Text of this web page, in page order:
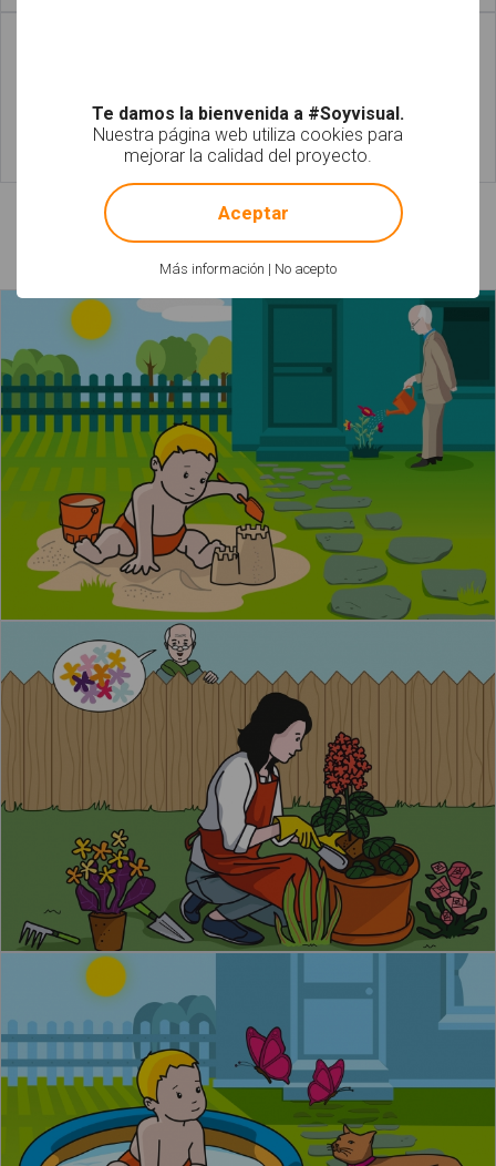
Láminas relacionadas
Te damos la bienvenida a #Soyvisual.
Nuestra página web utiliza cookies para
mejorar la calidad del proyecto.
Más información | No acepto
! Not valid!
Aceptar